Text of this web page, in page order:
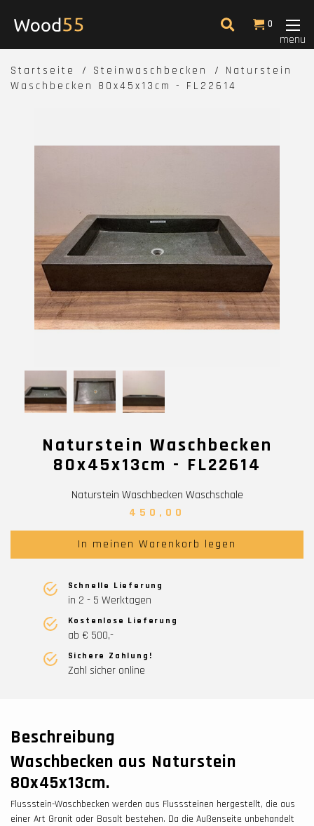
0
menu
Startseite Steinwaschbecken
Naturstein
Waschbecken 80x45x13cm - FL22614
Naturstein Waschbecken
80x45x13cm - FL22614
Naturstein Waschbecken Waschschale
450,00
In meinen Warenkorb legen
Schnelle Lieferung
in 2 - 5 Werktagen
Kostenlose Lieferung
ab € 500,-
Sichere Zahlung!
Zahl sicher online
Beschreibung
Waschbecken aus Naturstein
80x45x13cm.
Flussstein-Waschbecken werden aus Flusssteinen hergestellt, die aus
einer Art Granit oder Basalt bestehen. Da die Außenseite unbehandelt